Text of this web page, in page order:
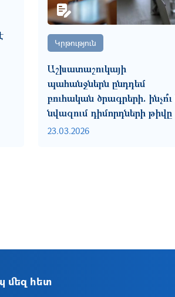
Կրթություն
Աշխատաշուկայի
պահանջներն ընդդեմ
բուհական ծրագրերի. ինչո՞ւ
նվազում դիմորդների թիվը
23.03.2026
մեզ հետ